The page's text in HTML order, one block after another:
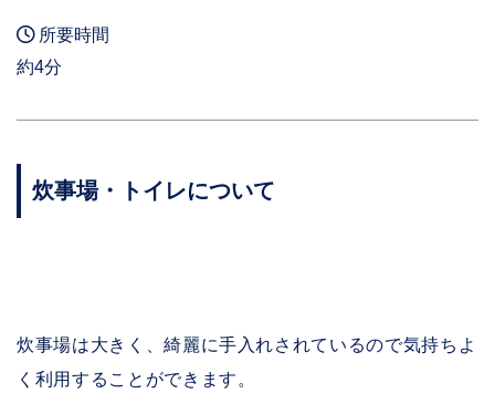
所要時間
約4分
炊事場・トイレについて
炊事場は大きく、綺麗に手入れされているので気持ちよ
く利用することができます。